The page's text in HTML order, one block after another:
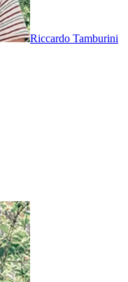
Riccardo Tamburini